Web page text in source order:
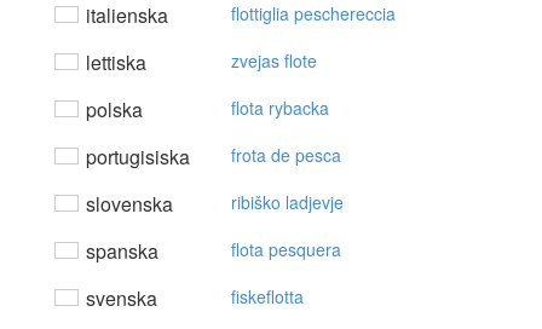
italienska flottiglia peschereccia
lettiska zvejas flote
polska flota rybacka
portugisiska frota de pesca
slovenska ribiško ladjevje
spanska flota pesquera
svenska fiskeflotta